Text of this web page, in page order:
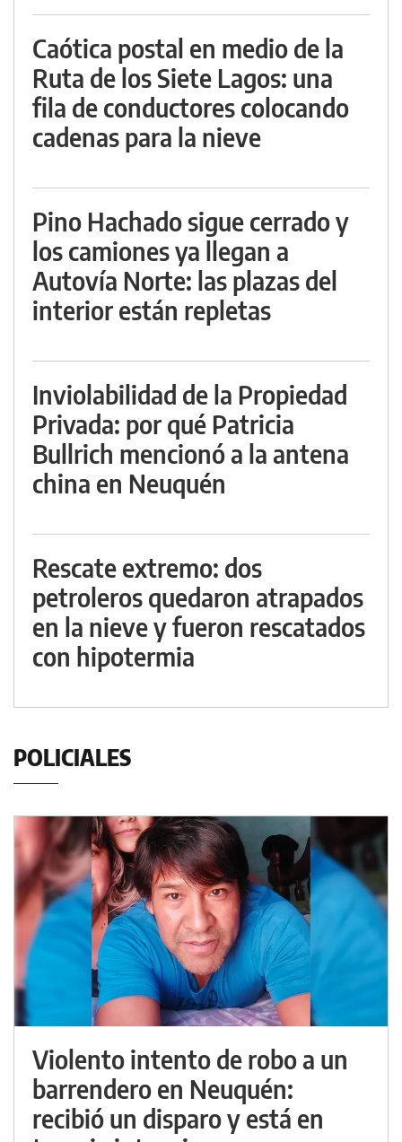
Caótica postal en medio de la
Ruta de los Siete Lagos: una
fila de conductores colocando
cadenas para la nieve
Pino Hachado sigue cerrado y
los camiones ya llegan a
Autovía Norte: las plazas del
interior están repletas
Inviolabilidad de la Propiedad
Privada: por qué Patricia
Bullrich mencionó a la antena
china en Neuquén
Rescate extremo: dos
petroleros quedaron atrapados
en la nieve y fueron rescatados
con hipotermia
POLICIALES
Violento intento de robo a un
barrendero en Neuquén:
recibió un disparo y está en